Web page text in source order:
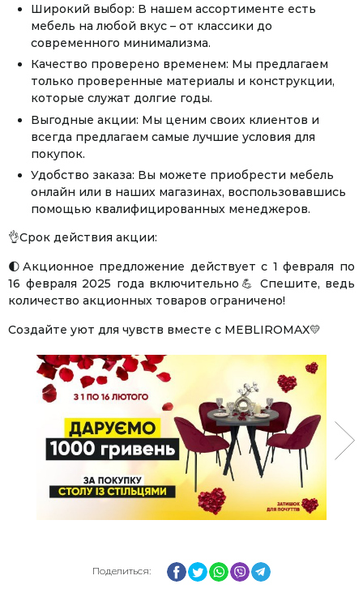
Широкий выбор: В нашем ассортименте есть
мебель на любой вкус – от классики до
современного минимализма.
Качество проверено временем: Мы предлагаем
только проверенные материалы и конструкции,
которые служат долгие годы.
Выгодные акции: Мы ценим своих клиентов и
всегда предлагаем самые лучшие условия для
покупок.
Удобство заказа: Вы можете приобрести мебель
онлайн или в наших магазинах, воспользовавшись
помощью квалифицированных менеджеров.
👌Срок действия акции:
🌓Акционное предложение действует с 1 февраля по
16 февраля 2025 года включительно💪 Спешите, ведь
количество акционных товаров ограничено!
Создайте уют для чувств вместе с MEBLIROMAX💛
Поделиться: Facebook
TwitterWhatsApp
Viber